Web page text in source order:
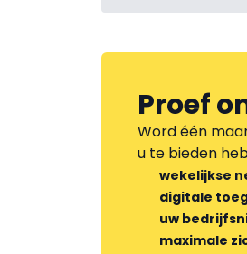
Proef
Word één
u te bieden
wekelijkse
digitale
uw
maximale